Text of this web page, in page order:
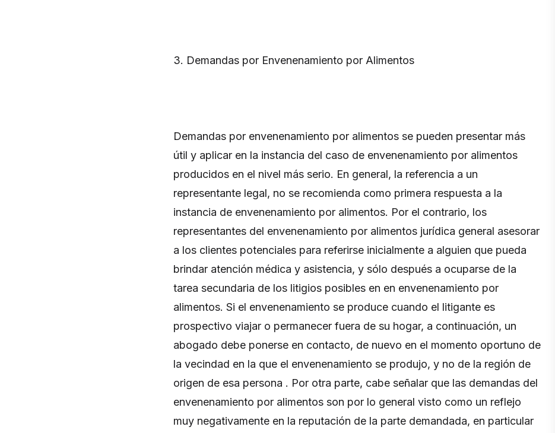
3. Demandas por Envenenamiento por Alimentos
Demandas por envenenamiento por alimentos se pueden presentar más
útil y aplicar en la instancia del caso de envenenamiento por alimentos
producidos en el nivel más serio. En general, la referencia a un
representante legal, no se recomienda como primera respuesta a la
instancia de envenenamiento por alimentos. Por el contrario, los
representantes del envenenamiento por alimentos jurídica general asesorar
a los clientes potenciales para referirse inicialmente a alguien que pueda
brindar atención médica y asistencia, y sólo después a ocuparse de la
tarea secundaria de los litigios posibles en en envenenamiento por
alimentos. Si el envenenamiento se produce cuando el litigante es
prospectivo viajar o permanecer fuera de su hogar, a continuación, un
abogado debe ponerse en contacto, de nuevo en el momento oportuno de
la vecindad en la que el envenenamiento se produjo, y no de la región de
origen de esa persona . Por otra parte, cabe señalar que las demandas del
envenenamiento por alimentos son por lo general visto como un reflejo
muy negativamente en la reputación de la parte demandada, en particular